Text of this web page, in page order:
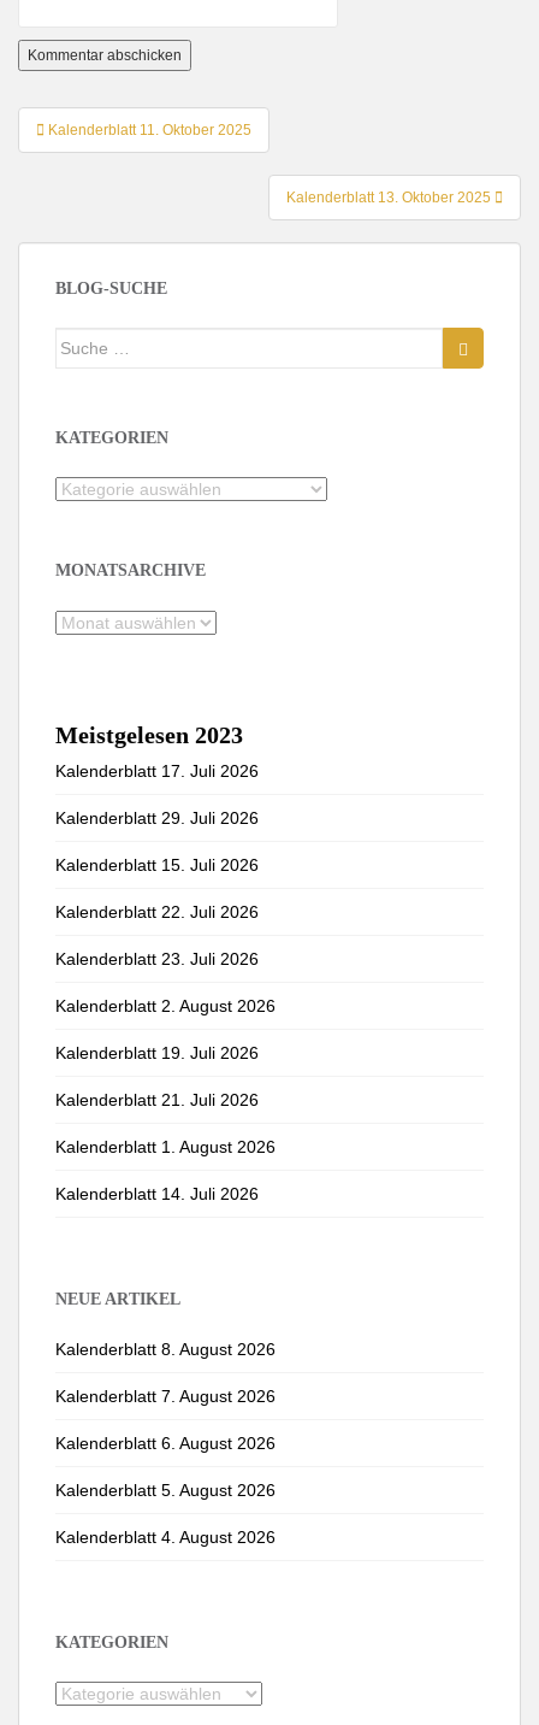
Beitragsnavigation
Kalenderblatt 11. Oktober 2025
Kalenderblatt 13. Oktober 2025
BLOG-SUCHE
Suche
KATEGORIEN
Kategorien
MONATSARCHIVE
Monatsarchive
Meistgelesen 2023
Kalenderblatt 17. Juli 2026
Kalenderblatt 29. Juli 2026
Kalenderblatt 15. Juli 2026
Kalenderblatt 22. Juli 2026
Kalenderblatt 23. Juli 2026
Kalenderblatt 2. August 2026
Kalenderblatt 19. Juli 2026
Kalenderblatt 21. Juli 2026
Kalenderblatt 1. August 2026
Kalenderblatt 14. Juli 2026
NEUE ARTIKEL
Kalenderblatt 8. August 2026
Kalenderblatt 7. August 2026
Kalenderblatt 6. August 2026
Kalenderblatt 5. August 2026
Kalenderblatt 4. August 2026
KATEGORIEN
Kategorien